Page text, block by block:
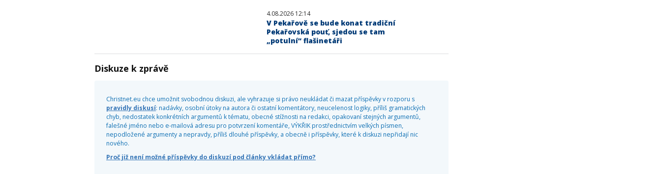
4.08.2026 12:14
V Pekařově se bude konat tradiční
Pekařovská pouť, sjedou se tam
„potulní“ flašinetáři
Diskuze k zprávě
Christnet.eu chce umožnit svobodnou diskuzi, ale vyhrazuje si právo neukládat či mazat příspěvky v rozporu s
pravidly diskusí: nadávky, osobní útoky na autora či ostatní komentátory, neucelenost logiky, příliš gramatických
chyb, nedostatek konkrétních argumentů k tématu, obecné stížnosti na redakci, opakovaní stejných argumentů,
falešné jméno nebo e-mailová adresu pro potvrzení komentáře, VÝKŘIK prostřednictvím velkých písmen,
nepodložené argumenty a nepravdy, příliš dlouhé příspěvky, a obecně i příspěvky, které k diskuzi nepřidají nic
nového.
Proč již není možné příspěvky do diskuzí pod články vkládat přímo?